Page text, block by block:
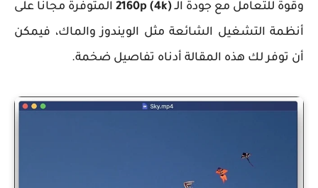
وقوة للتعامل مع جودة الـ2160p (4k) المتوفرة مجانًا على
أنظمة التشغيل الشائعة مثل الويندوز والماك، فيمكن
أن توفر لك هذه المقالة أدناه تفاصيل ضخمة.